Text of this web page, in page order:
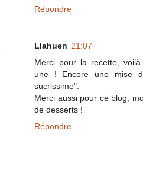
Répondre
Llahuen 21:07
Merci pour la recette,
une ! Encore une mise
sucrissime".
Merci aussi pour ce blog,
de desserts !
Répondre